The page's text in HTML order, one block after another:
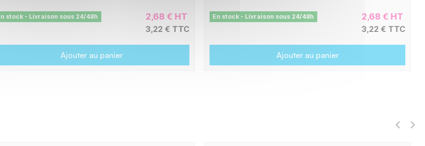
stock - Livraison sous 24/48h 2,68 € HT
3,22 € TTC
Ajouter au panier
En stock - Livraison sous 24/48h 2,68 € HT
3,22 € TTC
Ajouter au panier